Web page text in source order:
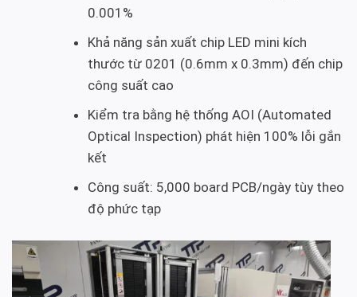
0.001%
Khả năng sản xuất chip LED mini kích
thước từ 0201 (0.6mm x 0.3mm) đến chip
công suất cao
Kiểm tra bằng hệ thống AOI (Automated
Optical Inspection) phát hiện 100% lỗi gắn
kết
Công suất: 5,000 board PCB/ngày tùy theo
độ phức tạp